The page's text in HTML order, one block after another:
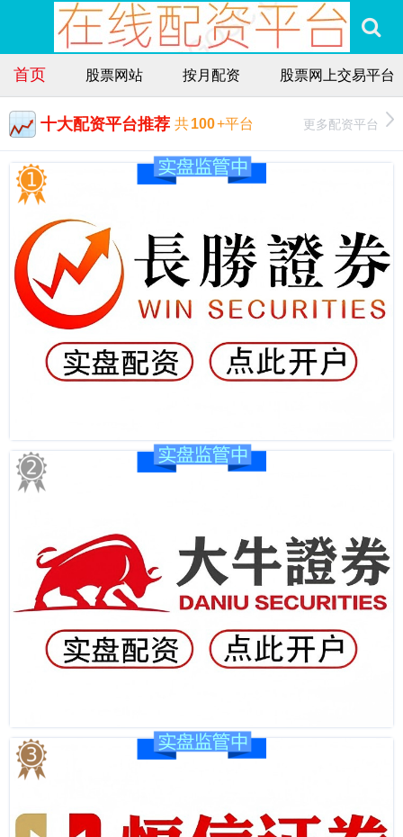
首页 股票网站 按月配资 股票网上交易平台
十大配资平台推荐 共100+平台 更多配资平台